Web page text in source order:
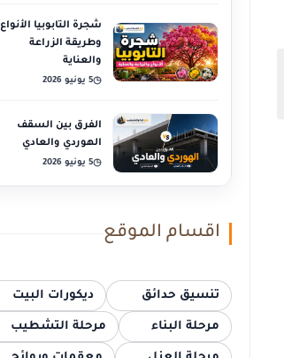
شجرة التابوبيا الأنواع
وطريقة الزراعة
والعناية
◷5 يونيو 2026
الفرق بين السقف
الهوردي والعادي
◷5 يونيو 2026
اقسام الموقع
تنسيق حدائق ديكورات البيت
مرحلة البناء مرحلة التشطيب